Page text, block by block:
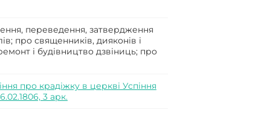
переведення, затвердження
про священників, дияконів і
і будівництво дзвіниць; про
про крадіжку в церкві Успіння
3 арк.